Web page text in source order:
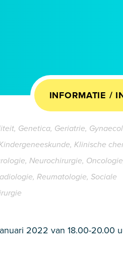
INFORMATIE /
Genetica, Geriatrie,
Klinische
Neurochirurgie,
Reumatologie, Sociale
2022 van 18.00-20.00